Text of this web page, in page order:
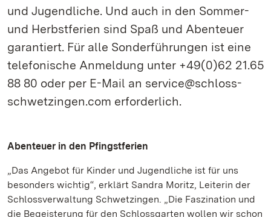
und Jugendliche. Und auch in den Sommer-
und Herbstferien sind Spaß und Abenteuer
garantiert. Für alle Sonderführungen ist eine
telefonische Anmeldung unter +49(0)62 21.65
88 80 oder per E-Mail an service@schloss-
schwetzingen.com erforderlich.
Abenteuer in den Pfingstferien
„Das Angebot für Kinder und Jugendliche ist für uns
besonders wichtig“, erklärt Sandra Moritz, Leiterin der
Schlossverwaltung Schwetzingen. „Die Faszination und
die Begeisterung für den Schlossgarten wollen wir schon